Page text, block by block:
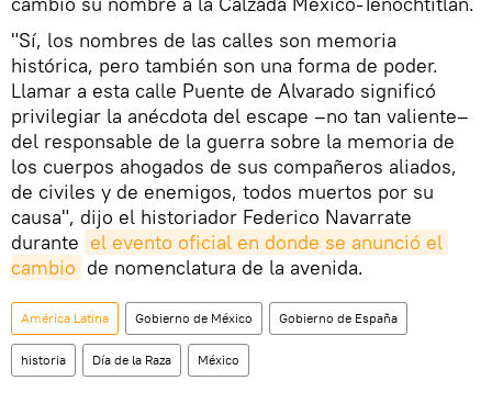
"Sí, los nombres de las calles son memoria
histórica, pero también son una forma de poder.
Llamar a esta calle Puente de Alvarado significó
privilegiar la anécdota del escape –no tan valiente–
del responsable de la guerra sobre la memoria de
los cuerpos ahogados de sus compañeros aliados,
de civiles y de enemigos, todos muertos por su
causa", dijo el historiador Federico Navarrate
durante el evento oficial en donde se anunció el
cambio de nomenclatura de la avenida.
América Latina Gobierno de México Gobierno de España
historia Día de la Raza México